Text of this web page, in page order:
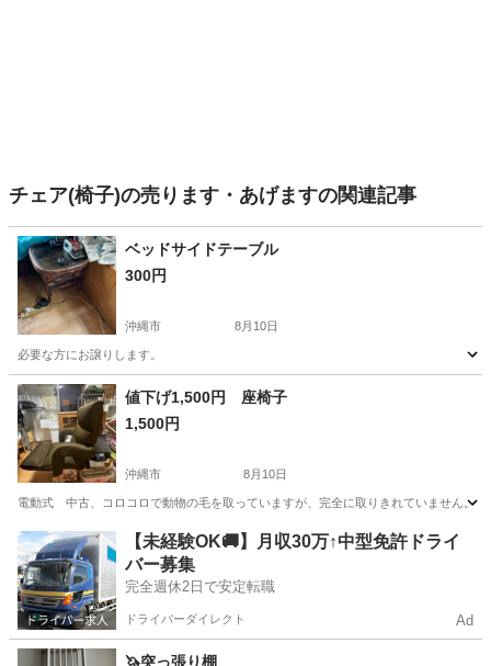
チェア(椅子)の売ります・あげますの関連記事
ベッドサイドテーブル
300円
沖縄市 8月10日
必要な方にお譲りします。
沖縄 沖縄市 テーブル サイドテーブル
値下げ1,500円 座椅子
1,500円
沖縄市 8月10日
電動式 中古、コロコロで動物の毛を取っていますが、完全に取りきれていません。
沖縄 沖縄市 椅子 イス
【未経験OK🚚】月収30万↑中型免許ドライ
バー募集
完全週休2日で安定転職
ドライバーダイレクト Ad
🦄突っ張り棚